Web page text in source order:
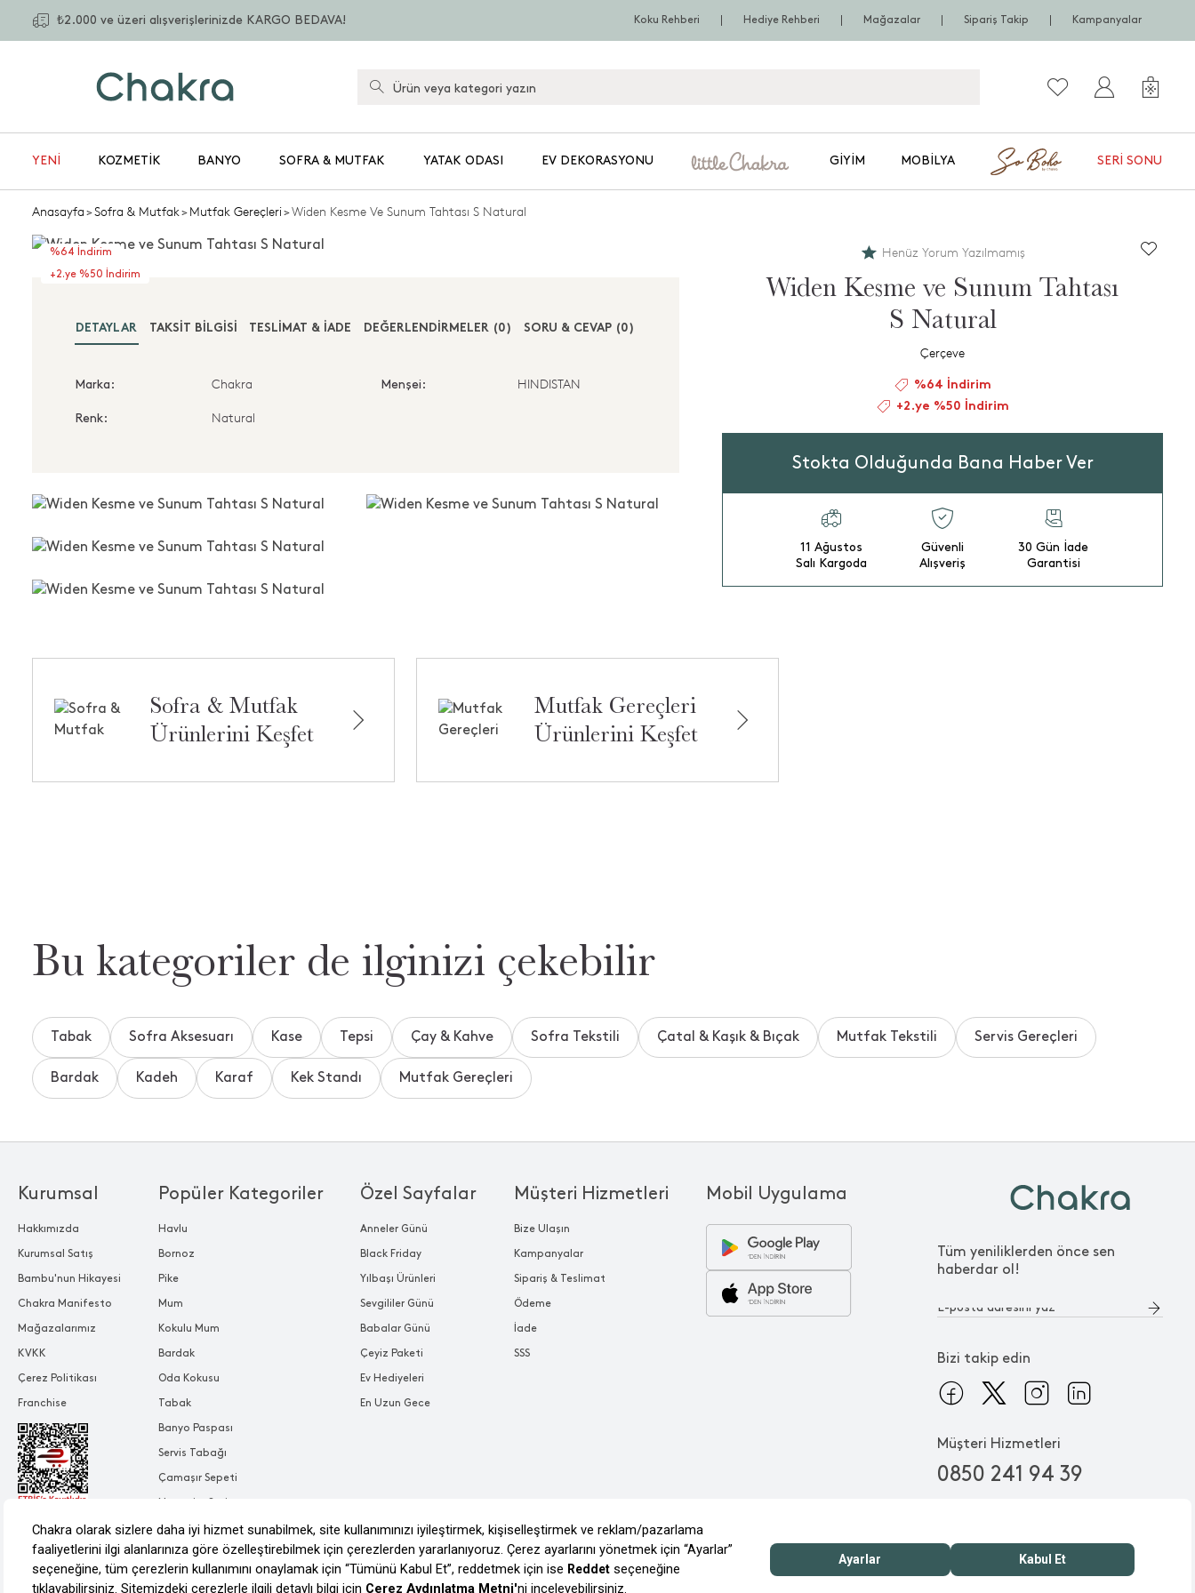
₺2.000 ve üzeri alışverişlerinizde KARGO BEDAVA! Koku Rehberi Hediye Rehberi Mağazalar Sipariş Takip Kampanyalar
YENİ KOZMETIK BANYO SOFRA & MUTFAK YATAK ODASI EV DEKORASYONU GIYIM MOBILYA SERI SONU
Anasayfa>Sofra & Mutfak>Mutfak Gereçleri>Widen Kesme Ve Sunum Tahtası S Natural
%64 İndirim
+2.ye %50 İndirim
DETAYLAR TAKSIT BILGISI TESLIMAT & İADE DEĞERLENDİRMELER (0) SORU & CEVAP (0)
Marka: Chakra Menşei: HINDISTAN
Renk: Natural
Henüz Yorum Yazılmamış
Widen Kesme ve Sunum Tahtası
S Natural
Çerçeve
%64 İndirim
+2.ye %50 İndirim
Stokta Olduğunda Bana Haber Ver
11 Ağustos
Salı Kargoda
Güvenli
Alışveriş
30 Gün İade
Garantisi
Sofra & Mutfak
Ürünlerini Keşfet
Mutfak Gereçleri
Ürünlerini Keşfet
Bu kategoriler de ilginizi çekebilir
Tabak Sofra Aksesuarı Kase Tepsi Çay & Kahve Sofra Tekstili Çatal & Kaşık & Bıçak Mutfak Tekstili Servis Gereçleri
Bardak Kadeh Karaf Kek Standı Mutfak Gereçleri
Tüm yeniliklerden önce sen
haberdar ol!
Bizi takip edin
Müşteri Hizmetleri
0850 241 94 39
Popüler Kategoriler
Havlu
Bornoz
Pike
Mum
Kokulu Mum
Bardak
Oda Kokusu
Tabak
Banyo Paspası
Servis Tabağı
Çamaşır Sepeti
Özel Sayfalar
Anneler Günü
Black Friday
Yılbaşı Ürünleri
Sevgililer Günü
Babalar Günü
Çeyiz Paketi
Ev Hediyeleri
En Uzun Gece
Kurumsal
Hakkımızda
Kurumsal Satış
Bambu'nun Hikayesi
Chakra Manifesto
Mağazalarımız
KVKK
Çerez Politikası
Franchise
Müşteri Hizmetleri
Bize Ulaşın
Kampanyalar
Sipariş & Teslimat
Ödeme
İade
SSS
Mobil Uygulama
© 2026 CHAKRA MAĞAZACILIK TİC. VE A.Ş.